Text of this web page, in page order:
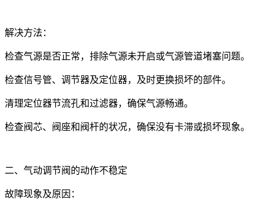
解决方法：
检查气源是否正常，排除气源未开启或气源管道堵塞问题。
检查信号管、调节器及定位器，及时更换损坏的部件。
清理定位器节流孔和过滤器，确保气源畅通。
检查阀芯、阀座和阀杆的状况，确保没有卡滞或损坏现象。
二、气动调节阀的动作不稳定
故障现象及原因：